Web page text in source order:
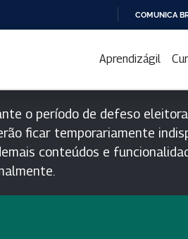
COMUNICA
Aprendizágil
o período de defeso
ficar temporariamente
conteúdos e